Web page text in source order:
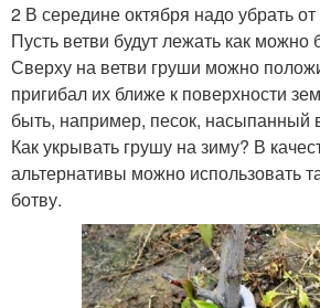
2 В середине октября надо убрать
Пусть ветви будут лежать как можно
Сверху на ветви груши можно
пригибал их ближе к поверхности
быть, например, песок, насыпанный
Как укрывать грушу на зиму? В
альтернативы можно использовать
ботву.